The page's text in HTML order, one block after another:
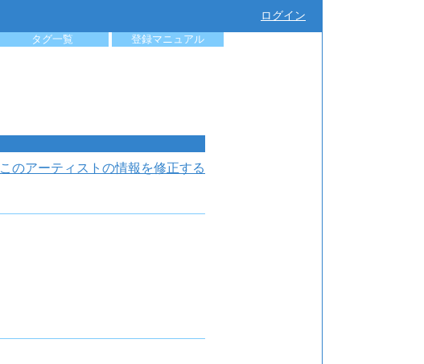
ログイン
タグ一覧 登録マニュアル
このアーティストの情報を修正する